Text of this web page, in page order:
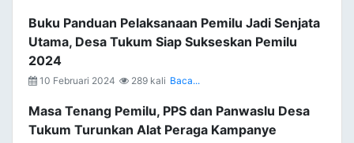
Buku Panduan Pelaksanaan Pemilu Jadi Senjata
Utama, Desa Tukum Siap Sukseskan Pemilu
2024
10 Februari 2024 289 kali Baca...
Masa Tenang Pemilu, PPS dan Panwaslu Desa
Tukum Turunkan Alat Peraga Kampanye